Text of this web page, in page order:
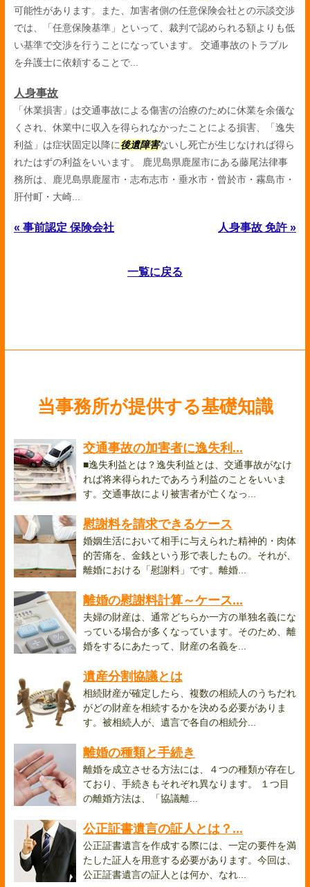
可能性があります。また、加害者側の任意保険会社との示談交渉
では、「任意保険基準」といって、裁判で認められる額よりも低
い基準で交渉を行うことになっています。 交通事故のトラブル
を弁護士に依頼することで...
人身事故
「休業損害」は交通事故による傷害の治療のために休業を余儀な
くされ、休業中に収入を得られなかったことによる損害、「逸失
利益」は症状固定以降に後遺障害ないし死亡が生じなければ得ら
れたはずの利益をいいます。 鹿児島県鹿屋市にある藤尾法律事
務所は、鹿児島県鹿屋市・志布志市・垂水市・曾於市・霧島市・
肝付町・大崎...
« 事前認定 保険会社 人身事故 免許 »
一覧に戻る
当事務所が提供する基礎知識
交通事故の加害者に逸失利...
■逸失利益とは？逸失利益とは、交通事故がなけ
れば将来得られたであろう利益のことをいいま
す。交通事故により被害者が亡くなっ...
慰謝料を請求できるケース
婚姻生活において相手に与えられた精神的・肉体
的苦痛を、金銭という形で表したもの。それが、
離婚における「慰謝料」です。離婚...
離婚の慰謝料計算～ケース...
夫婦の財産は、通常どちらか一方の単独名義にな
っている場合が多くなっています。そのため、離
婚をするにあたって、財産の名義を...
遺産分割協議とは
相続財産が確定したら、複数の相続人のうちだれ
がどの財産を相続するかを決める必要がありま
す。被相続人が、遺言で各自の相続分...
離婚の種類と手続き
離婚を成立させる方法には、４つの種類が存在し
ており、手続きもそれぞれ異なります。 １つ目
の離婚方法は、「協議離...
公正証書遺言の証人とは？...
公正証書遺言を作成する際には、一定の要件を満
たした証人を用意する必要があります。今回は、
公正証書遺言の証人とは何か、なれ...